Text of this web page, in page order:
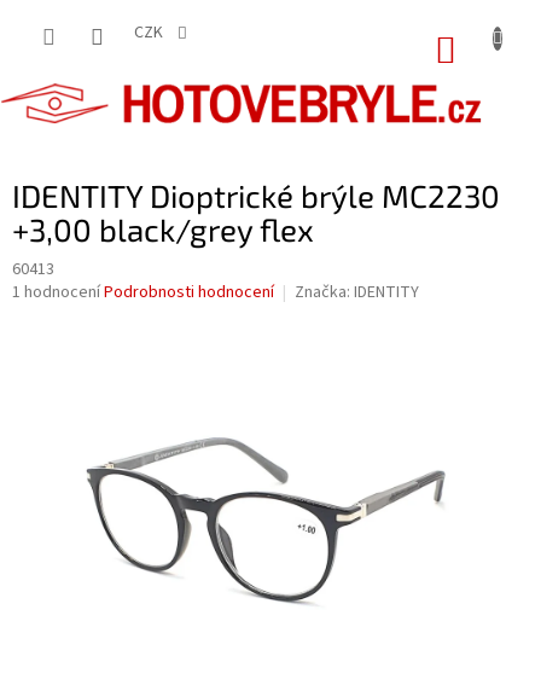
CZK
IDENTITY Dioptrické brýle MC2230
+3,00 black/grey flex
60413
Průměrné
1 hodnoceníPodrobnosti hodnocení Značka: IDENTITY